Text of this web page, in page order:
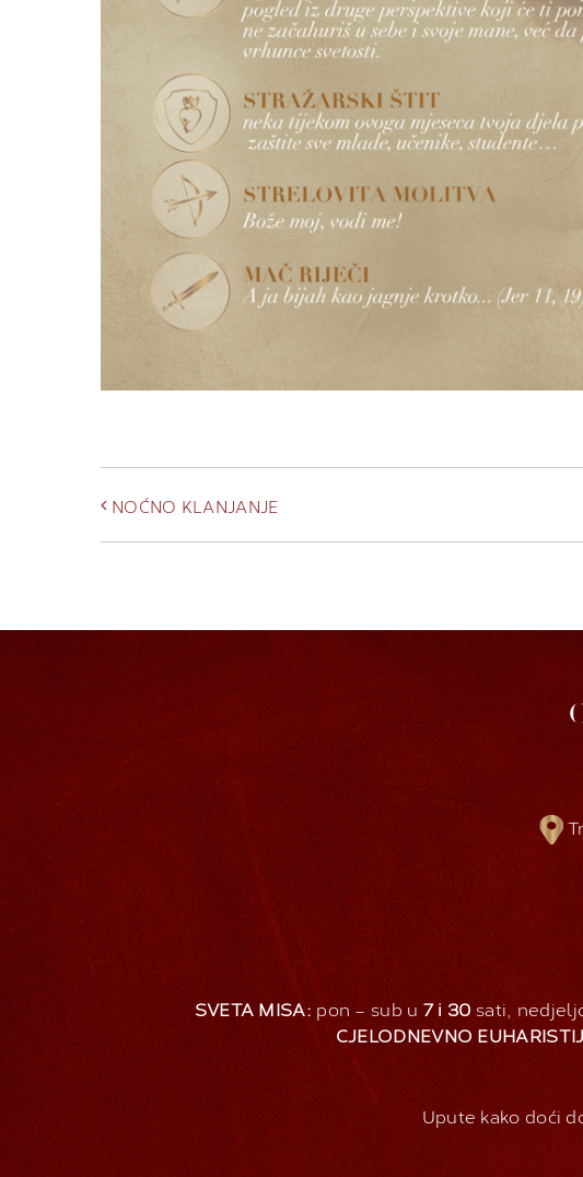
NOĆNO KLANJANJE
SVETA MISA: pon – sub u 7 i 30 sati,
CJELODNEVNO
Upute kako doći